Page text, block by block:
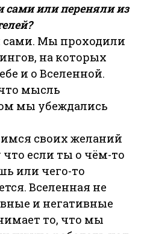
или переняли из
сами. Мы проходили
на которых
и о Вселенной.
мысль
мы убеждались
своих желаний
если ты о чём-то
или чего-то
Вселенная не
и негативные
то, что мы